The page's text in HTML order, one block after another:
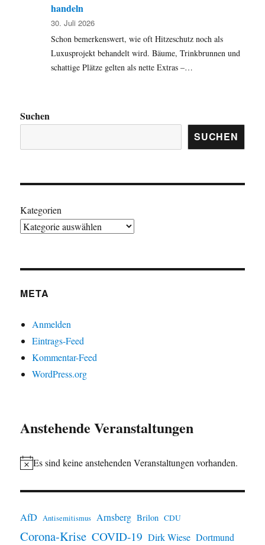
handeln
30. Juli 2026
Schon bemerkenswert, wie oft Hitzeschutz noch als
Luxusprojekt behandelt wird. Bäume, Trinkbrunnen und
schattige Plätze gelten als nette Extras –…
Suchen
SUCHEN
Kategorien
META
Anmelden
Eintrags-Feed
Kommentar-Feed
WordPress.org
Anstehende Veranstaltungen
H
w
e
Es sind keine anstehenden Veranstaltungen vorhanden.
AfD Antisemitismus Arnsberg Brilon CDU
Corona-Krise COVID-19 Dirk Wiese Dortmund